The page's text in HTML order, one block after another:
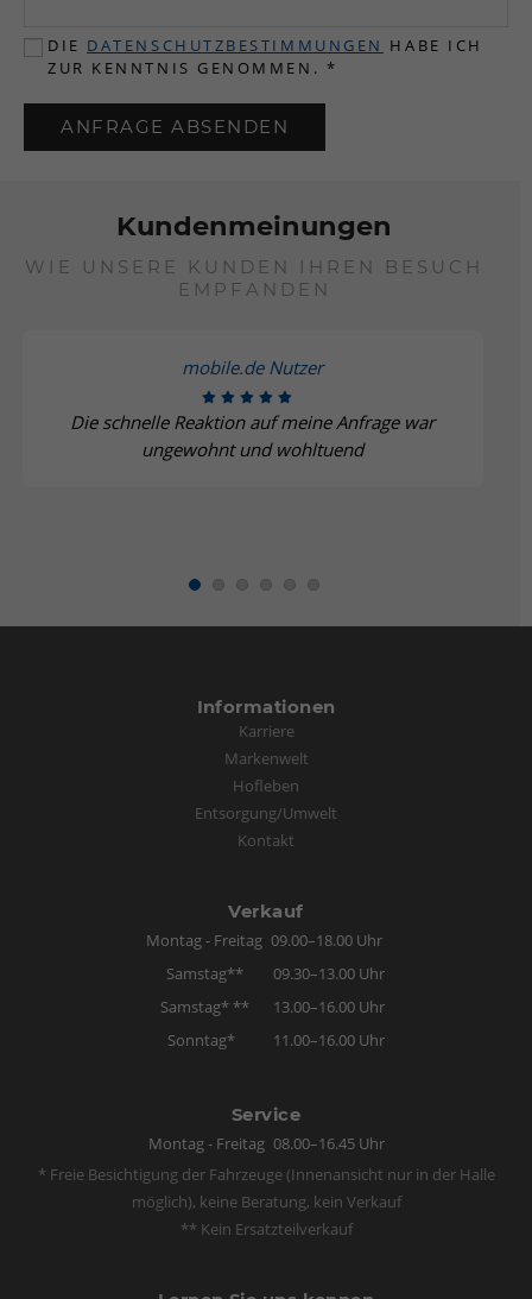
DIE DATENSCHUTZBESTIMMUNGEN HABE ICH
ZUR KENNTNIS GENOMMEN. *
ANFRAGE ABSENDEN
Kundenmeinungen
WIE UNSERE KUNDEN IHREN BESUCH
EMPFANDEN
mobile.de Nutzer
Die schnelle Reaktion auf meine Anfrage war
ungewohnt und wohltuend
Informationen
Karriere
Markenwelt
Hofleben
Entsorgung/Umwelt
Kontakt
Verkauf
Montag - Freitag 09.00–18.00 Uhr
Samstag**
09.30–13.00 Uhr
Samstag* **
13.00–16.00 Uhr
Sonntag*
11.00–16.00 Uhr
Service
Montag - Freitag 08.00–16.45 Uhr
* Freie Besichtigung der Fahrzeuge (Innenansicht nur in der Halle
möglich), keine Beratung, kein Verkauf
** Kein Ersatzteilverkauf